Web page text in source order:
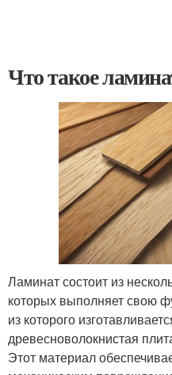
Что такое
Ламинат состоит из
которых выполняет свою
из которого
древесноволокнистая
Этот материал